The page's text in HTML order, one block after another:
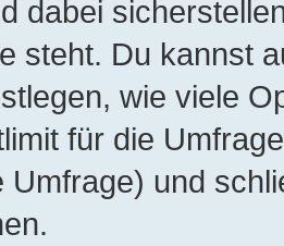
dabei
steht. Du kannst
wie viele
für die
Umfrage) und